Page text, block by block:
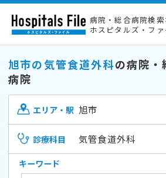
病院・総合病院検索
ホスピタルズ・ファ
旭市の気管食道外科の病院・
病院
エリア・駅 旭市
診療科目 気管食道外科
キーワード